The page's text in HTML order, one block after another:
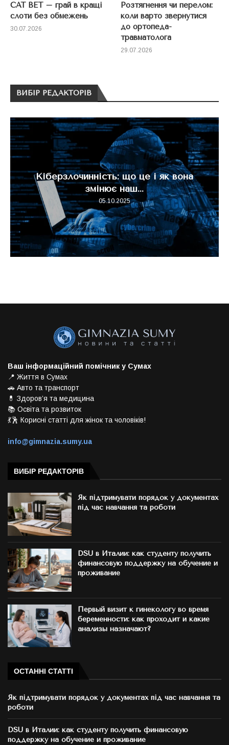
CAT BET – грай в кращі
слоти без обмежень
30.07.2026
Розтягнення чи перелом:
коли варто звернутися
до ортопеда-
травматолога
29.07.2026
ВИБІР РЕДАКТОРІВ
Кіберзлочинність: що це і як вона
змінює наш...
05.10.2025
Ваш інформаційний помічник у Сумах
📍 Життя в Сумах
🚗 Авто та транспорт
💊 Здоров’я та медицина
📚 Освіта та розвиток
💃🕺 Корисні статті для жінок та чоловіків!
info@gimnazia.sumy.ua
ВИБІР РЕДАКТОРІВ
Як підтримувати порядок у документах
під час навчання та роботи
DSU в Италии: как студенту получить
финансовую поддержку на обучение и
проживание
Первый визит к гинекологу во время
беременности: как проходит и какие
анализы назначают?
ОСТАННІ СТАТТІ
Як підтримувати порядок у документах під час навчання та
роботи
DSU в Италии: как студенту получить финансовую
поддержку на обучение и проживание